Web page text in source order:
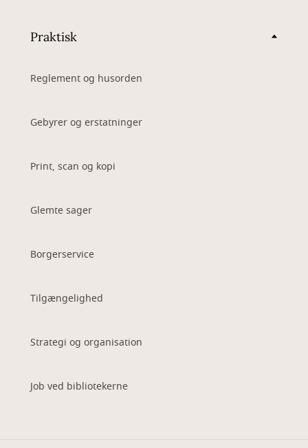
Praktisk
Reglement og husorden
Gebyrer og erstatninger
Print, scan og kopi
Glemte sager
Borgerservice
Tilgængelighed
Strategi og organisation
Job ved bibliotekerne